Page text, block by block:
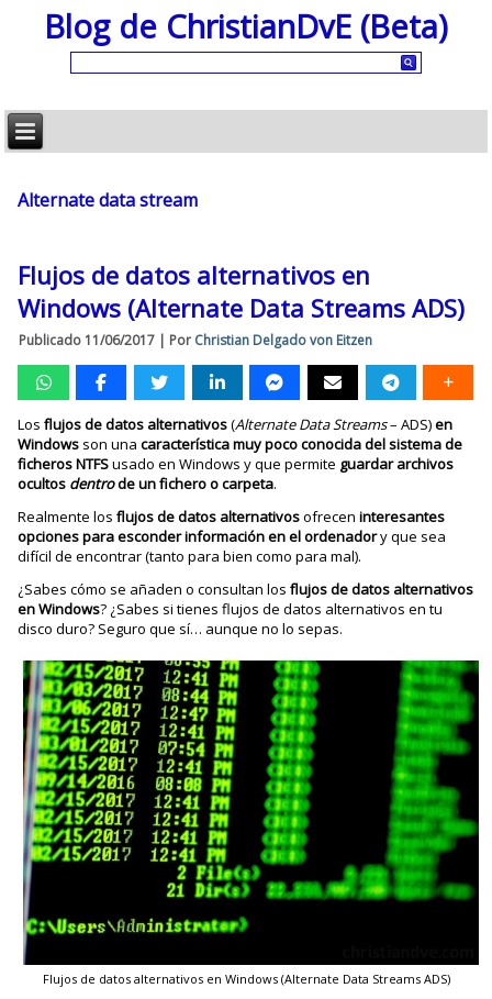
Blog de ChristianDvE (Beta)
Alternate data stream
Flujos de datos alternativos en
Windows (Alternate Data Streams ADS)
Publicado 11/06/2017 | Por Christian Delgado von Eitzen
Losflujos de datos alternativos(Alternate Data Streams– ADS)en
Windows son unacaracterística muy poco conocida del sistema de
ficheros NTFSusado en Windows y que permite guardar archivos
ocultos dentrode un fichero o carpeta.
Realmente losflujos de datos alternativosofreceninteresantes
opciones para esconder información en el ordenadory que sea
difícil de encontrar (tanto para bien como para mal).
¿Sabes cómo se añaden o consultan losflujos de datos alternativos
en Windows? ¿Sabes si tienes flujos de datos alternativos en tu
disco duro? Seguro que sí… aunque no lo sepas.
Flujos de datos alternativos en Windows (Alternate Data Streams ADS)